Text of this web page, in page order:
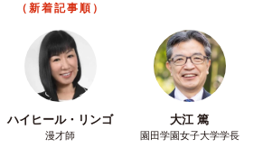
（新着記事順）
ハイヒール・リンゴ
漫才師
大江 篤
園田学園女子大学学長